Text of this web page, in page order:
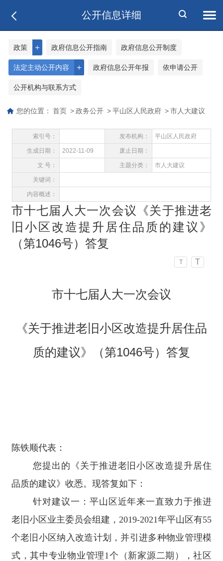
公开信息详细
＋
政策 政府信息公开指南 政府信息公开制度
＋
法定主动公开内容 政府信息公开年报 依申请公开
公开机构与联系方式
您的位置： 首页 > 政务公开 > 平山区人民政府 > 市人大建议
索引号： 发布机构： 平山区人民政府
生成日期： 2022-11-09 废止日期：
文 号： 主题分类： 市人大建议
关键词：
内容概述：
市十七届人大一次会议《关于推进老
旧小区改造提升居住品质的建议》
（第1046号）答复
T T
市十七届人大一次会议
《关于推进老旧小区改造提升居住品
质的建议》（第1046号）答复
陈铁顺代表：
您提出的《关于推进老旧小区改造提升居住
品质的建议》收悉。现答复如下：
针对建议一：平山区近年来一直致力于推进
老旧小区业主委员会组建，2019-2021年平山区有55
个老旧小区纳入改造计划，并引进多种物业管理模
式，其中专业物业管理1个（新家源二期），社区